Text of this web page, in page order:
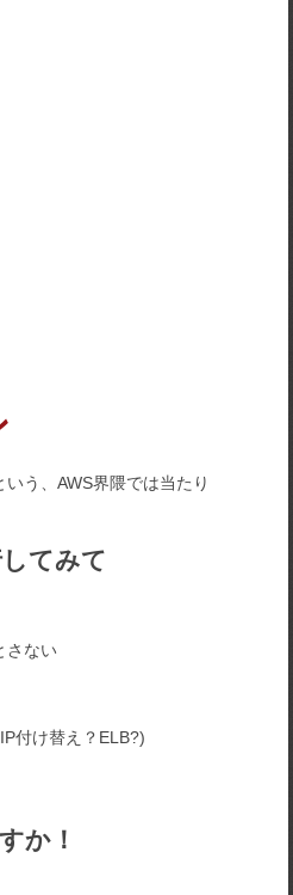
う、AWS界隈では当たり
てみて
さない
付け替え？ELB?)
か！